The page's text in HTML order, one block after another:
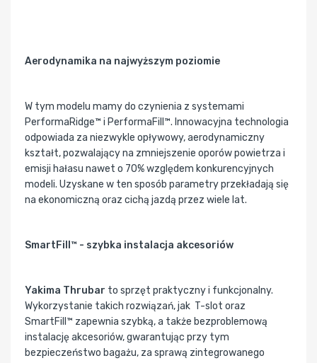
Aerodynamika na najwyższym poziomie
W tym modelu mamy do czynienia z systemami
PerformaRidge™ i PerformaFill™. Innowacyjna technologia
odpowiada za niezwykle opływowy, aerodynamiczny
kształt, pozwalający na zmniejszenie oporów powietrza i
emisji hałasu nawet o 70% względem konkurencyjnych
modeli. Uzyskane w ten sposób parametry przekładają się
na ekonomiczną oraz cichą jazdą przez wiele lat.
SmartFill™ - szybka instalacja akcesoriów
Yakima Thrubar to sprzęt praktyczny i funkcjonalny.
Wykorzystanie takich rozwiązań, jak T-slot oraz
SmartFill™ zapewnia szybką, a także bezproblemową
instalację akcesoriów, gwarantując przy tym
bezpieczeństwo bagażu, za sprawą zintegrowanego